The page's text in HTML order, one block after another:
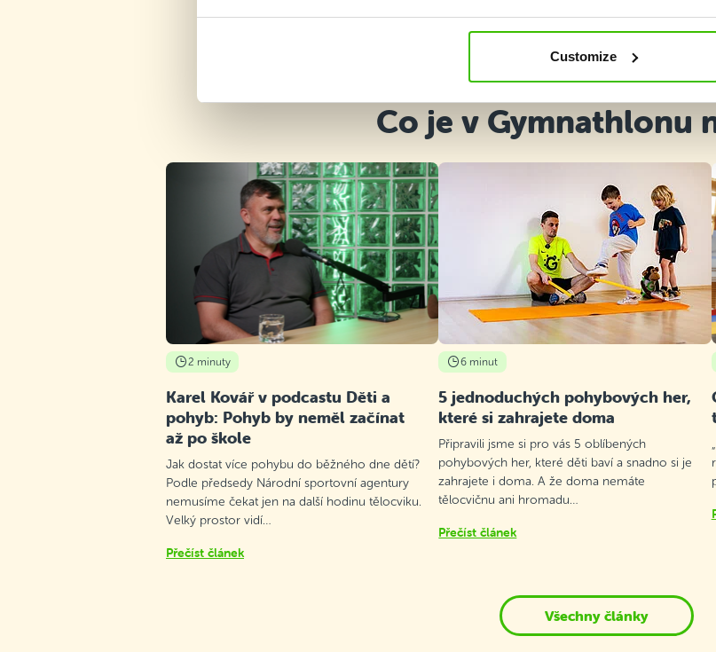
Customize
Co je v Gymnathlonu
2 minuty
Karel Kovář v podcastu Děti a
pohyb: Pohyb by neměl začínat
až po škole
Jak dostat více pohybu do běžného dne dětí?
Podle předsedy Národní sportovní agentury
nemusíme čekat jen na další hodinu tělocviku.
Velký prostor vidí…
Přečíst článek
6 minut
5 jednoduchých pohybových her,
které si zahrajete doma
Připravili jsme si pro vás 5 oblíbených
pohybových her, které děti baví a snadno si je
zahrajete i doma. A že doma nemáte
tělocvičnu ani hromadu…
Přečíst článek
Všechny články